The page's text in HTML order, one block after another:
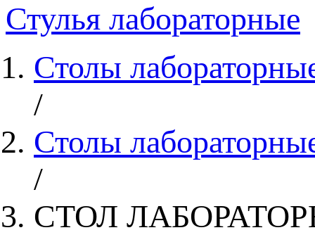
Стулья лабораторные
Столы
/
Столы
/
СТОЛ